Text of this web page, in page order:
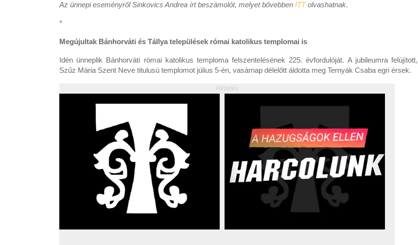
Az ünnepi eseményről Sinkovics Andrea írt beszámolót, melyet bővebben ITTolvashatnak.
*
Megújultak Bánhorváti és Tállya települések római katolikus templomai is
Idén ünneplik Bánhorváti római katolikus temploma felszentelésének 225. évfordulóját. A jubileumra felújított,
Szűz Mária Szent Neve titulusú templomot július 5-én, vasárnap délelőtt áldotta meg Ternyák Csaba egri érsek.
Hírdetés